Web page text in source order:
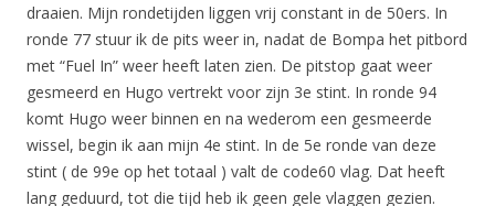
draaien. Mijn rondetijden liggen vrij constant in de 50ers. In
ronde 77 stuur ik de pits weer in, nadat de Bompa het pitbord
met “Fuel In” weer heeft laten zien. De pitstop gaat weer
gesmeerd en Hugo vertrekt voor zijn 3e stint. In ronde 94
komt Hugo weer binnen en na wederom een gesmeerde
wissel, begin ik aan mijn 4e stint. In de 5e ronde van deze
stint ( de 99e op het totaal ) valt de code60 vlag. Dat heeft
lang geduurd, tot die tijd heb ik geen gele vlaggen gezien.